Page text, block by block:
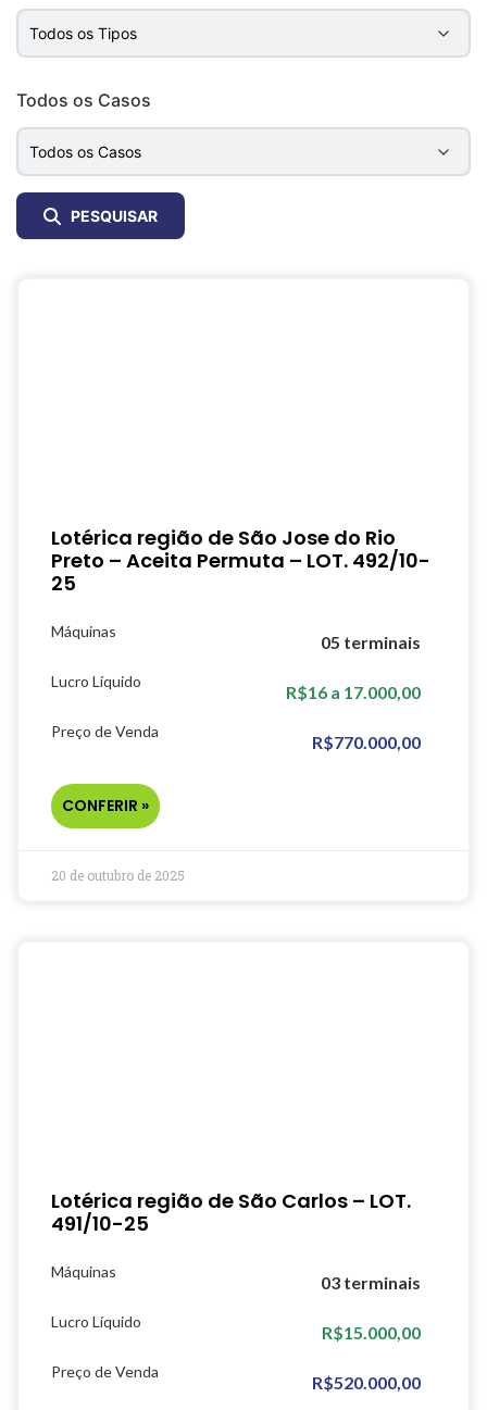
Todos os Casos
Lotérica região de São Jose do Rio
Preto – Aceita Permuta – LOT. 492/10-
25
Máquinas
05 terminais
Lucro Líquido
R$16 a 17.000,00
Preço de Venda
R$770.000,00
CONFERIR »
20 de outubro de 2025
Lotérica região de São Carlos – LOT.
491/10-25
Máquinas
03 terminais
Lucro Líquido
R$15.000,00
Preço de Venda
R$520.000,00